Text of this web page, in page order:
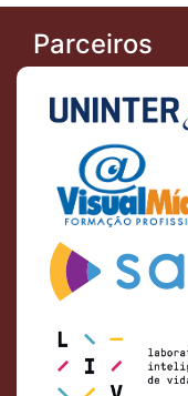
Parceiros